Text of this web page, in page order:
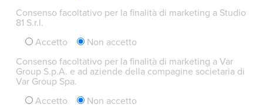
Consenso facoltativo per la finalità di marketing a Studio
81 S.r.l.
Accetto
Non accetto
Consenso facoltativo per la finalità di marketing a Var
Group S.p.A. e ad aziende della compagine societaria di
Var Group Spa.
Accetto
Non accetto